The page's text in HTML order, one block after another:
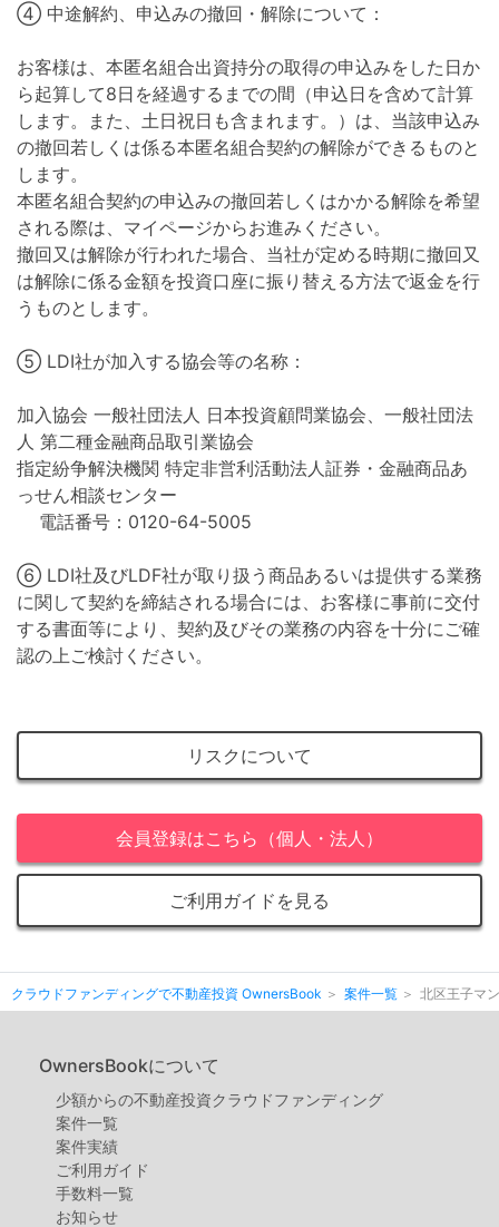
④ 中途解約、申込みの撤回・解除について：
お客様は、本匿名組合出資持分の取得の申込みをした日か
ら起算して8日を経過するまでの間（申込日を含めて計算
します。また、土日祝日も含まれます。）は、当該申込み
の撤回若しくは係る本匿名組合契約の解除ができるものと
します。
本匿名組合契約の申込みの撤回若しくはかかる解除を希望
される際は、マイページからお進みください。
撤回又は解除が行われた場合、当社が定める時期に撤回又
は解除に係る金額を投資口座に振り替える方法で返金を行
うものとします。
⑤ LDI社が加入する協会等の名称：
加入協会 一般社団法人 日本投資顧問業協会、一般社団法
人 第二種金融商品取引業協会
指定紛争解決機関 特定非営利活動法人証券・金融商品あ
っせん相談センター
電話番号：0120-64-5005
⑥ LDI社及びLDF社が取り扱う商品あるいは提供する業務
に関して契約を締結される場合には、お客様に事前に交付
する書面等により、契約及びその業務の内容を十分にご確
認の上ご検討ください。
リスクについて
会員登録はこちら（個人・法人）
ご利用ガイドを見る
クラウドファンディングで不動産投資 OwnersBook 案件一覧 北区王子マ
OwnersBookについて
少額からの不動産投資クラウドファンディング
案件⼀覧
案件実績
ご利用ガイド
手数料一覧
お知らせ